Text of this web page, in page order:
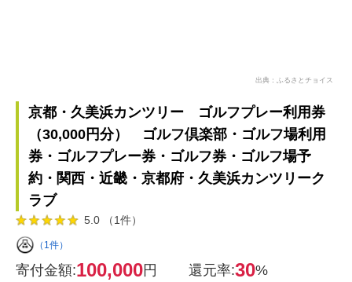
出典：ふるさとチョイス
京都・久美浜カンツリー ゴルフプレー利用券
（30,000円分） ゴルフ倶楽部・ゴルフ場利用
券・ゴルフプレー券・ゴルフ券・ゴルフ場予
約・関西・近畿・京都府・久美浜カンツリーク
ラブ
5.0 （1件）
（1件）
寄付金額:100,000円 還元率:30%